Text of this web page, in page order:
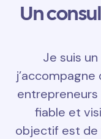
Un
Je suis
entrepreneurs
fiable et
objectif est de